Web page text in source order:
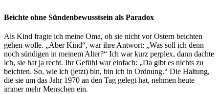
Beichte ohne Sündenbewusstsein als Paradox
Als Kind fragte ich meine Oma, ob sie nicht vor Ostern beichten
gehen wolle. „Aber Kind“, war ihre Antwort: „Was soll ich denn
noch sündigen in meinem Alter?“ Ich war kurz perplex, dann dachte
ich, sie hat ja recht. Ihr Gefühl war einfach: „Da gibt es nichts zu
beichten. So, wie ich (jetzt) bin, bin ich in Ordnung.“ Die Haltung,
die sie um das Jahr 1970 an den Tag gelegt hat, nehmen heute
immer mehr Menschen ein.